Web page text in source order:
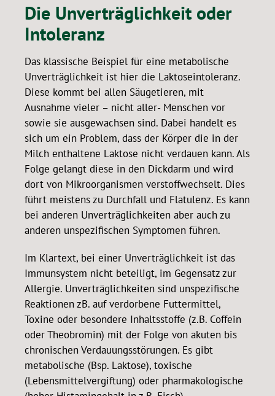
Die Unverträglichkeit oder
Intoleranz
Das klassische Beispiel für eine metabolische
Unverträglichkeit ist hier die Laktoseintoleranz.
Diese kommt bei allen Säugetieren, mit
Ausnahme vieler – nicht aller- Menschen vor
sowie sie ausgewachsen sind. Dabei handelt es
sich um ein Problem, dass der Körper die in der
Milch enthaltene Laktose nicht verdauen kann. Als
Folge gelangt diese in den Dickdarm und wird
dort von Mikroorganismen verstoffwechselt. Dies
führt meistens zu Durchfall und Flatulenz. Es kann
bei anderen Unverträglichkeiten aber auch zu
anderen unspezifischen Symptomen führen.
Im Klartext, bei einer Unverträglichkeit ist das
Immunsystem nicht beteiligt, im Gegensatz zur
Allergie. Unverträglichkeiten sind unspezifische
Reaktionen zB. auf verdorbene Futtermittel,
Toxine oder besondere Inhaltsstoffe (z.B. Coffein
oder Theobromin) mit der Folge von akuten bis
chronischen Verdauungsstörungen. Es gibt
metabolische (Bsp. Laktose), toxische
(Lebensmittelvergiftung) oder pharmakologische